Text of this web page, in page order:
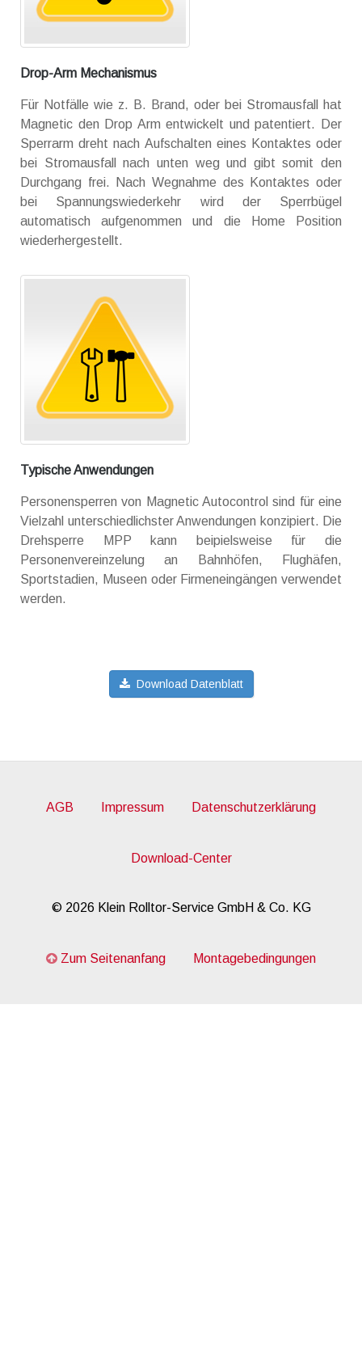
Drop-Arm Mechanismus
Für Notfälle wie z. B. Brand, oder bei Stromausfall hat
Magnetic den Drop Arm entwickelt und patentiert. Der
Sperrarm dreht nach Aufschalten eines Kontaktes oder
bei Stromausfall nach unten weg und gibt somit den
Durchgang frei. Nach Wegnahme des Kontaktes oder
bei Spannungswiederkehr wird der Sperrbügel
automatisch aufgenommen und die Home Position
wiederhergestellt.
Typische Anwendungen
Personensperren von Magnetic Autocontrol sind für eine
Vielzahl unterschiedlichster Anwendungen konzipiert. Die
Drehsperre MPP kann beipielsweise für die
Personenvereinzelung an Bahnhöfen, Flughäfen,
Sportstadien, Museen oder Firmeneingängen verwendet
werden.
Download Datenblatt
AGB Impressum Datenschutzerklärung
Download-Center
© 2026 Klein Rolltor-Service GmbH & Co. KG
Zum Seitenanfang Montagebedingungen